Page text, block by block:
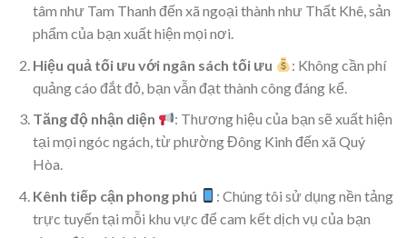
tâm như Tam Thanh đến xã ngoại thành như Thất Khê, sản
phẩm của bạn xuất hiện mọi nơi.
Hiệu quả tối ưu với ngân sách tối ưu
: Không cần phí
quảng cáo đắt đỏ, bạn vẫn đạt thành công đáng kể.
Tăng độ nhận diện
: Thương hiệu của bạn sẽ xuất hiện
tại mọi ngóc ngách, từ phường Đông Kinh đến xã Quý
Hòa.
Kênh tiếp cận phong phú
: Chúng tôi sử dụng nền tảng
trực tuyến tại mỗi khu vực để cam kết dịch vụ của bạn